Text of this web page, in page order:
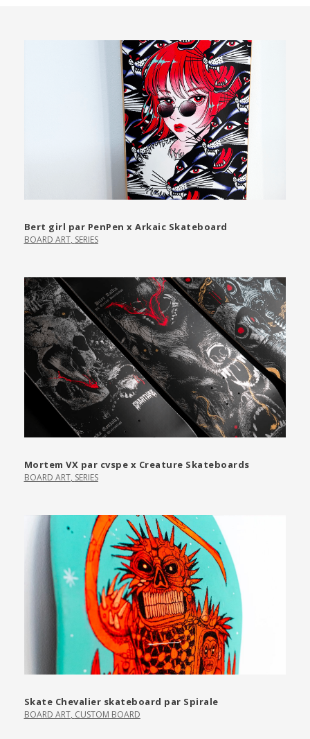
Bert girl par PenPen x Arkaic Skateboard
BOARD ART, SERIES
Mortem VX par cvspe x Creature Skateboards
BOARD ART, SERIES
Skate Chevalier skateboard par Spirale
BOARD ART, CUSTOM BOARD